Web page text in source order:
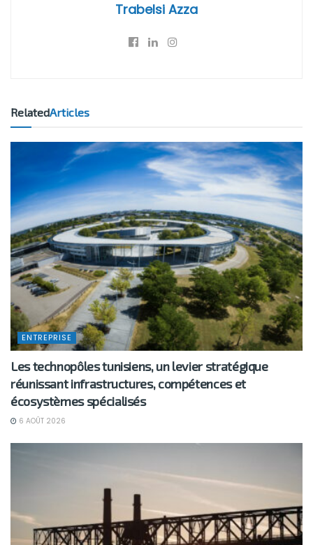
Trabelsi Azza
RelatedArticles
ENTREPRISE
Les technopôles tunisiens, un levier stratégique
réunissant infrastructures, compétences et
écosystèmes spécialisés
6 AOÛT 2026